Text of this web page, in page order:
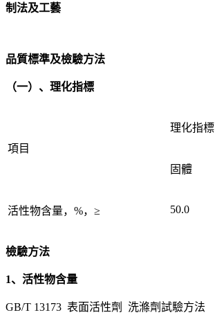
制法及工藝
品質標準及檢驗方法
（一）、理化指標
項目
理化指標
固體
活性物含量，%，≥ 50.0
檢驗方法
1、活性物含量
GB/T 13173 表面活性劑 洗滌劑試驗方法